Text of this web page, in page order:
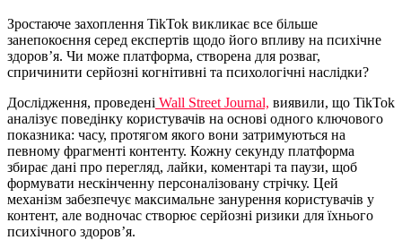
Зростаюче захоплення TikTok викликає все більше
занепокоєння серед експертів щодо його впливу на психічне
здоров’я. Чи може платформа, створена для розваг,
спричинити серйозні когнітивні та психологічні наслідки?
Дослідження, проведені Wall Street Journal, виявили, що TikTok
аналізує поведінку користувачів на основі одного ключового
показника: часу, протягом якого вони затримуються на
певному фрагменті контенту. Кожну секунду платформа
збирає дані про перегляд, лайки, коментарі та паузи, щоб
формувати нескінченну персоналізовану стрічку. Цей
механізм забезпечує максимальне занурення користувачів у
контент, але водночас створює серйозні ризики для їхнього
психічного здоров’я.